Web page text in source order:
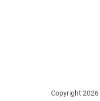
Copyright 2026